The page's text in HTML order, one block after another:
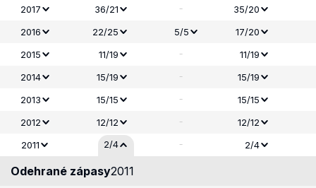
2017
36/21 -
35/20
2016
22/25 5/5
17/20
2015
11/19 -
11/19
2014
15/19 -
15/19
2013
15/15 -
15/15
2012
12/12 -
12/12
2011
2/4 - 2/4
Odehrané zápasy2011